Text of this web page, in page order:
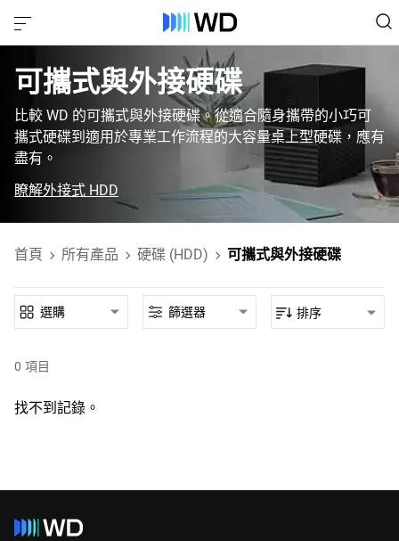
可攜式與外接硬碟
比較 WD 的可攜式與外接硬碟。從適合隨身攜帶的小巧可
攜式硬碟到適用於專業工作流程的大容量桌上型硬碟，應有
盡有。
瞭解外接式 HDD
首頁 所有產品 硬碟 (HDD) 可攜式與外接硬碟
0 項目
選購 篩選器 排序
找不到記錄。